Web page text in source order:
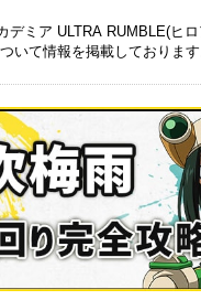
デミア ULTRA RUMBLE(ヒ
いて情報を掲載しておりま